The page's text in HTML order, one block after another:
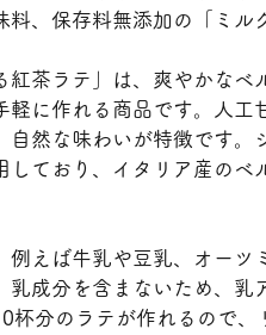
料、保存料無添加の「ミル
紅茶ラテ」は、爽やかな
軽に作れる商品です。人
自然な味わいが特徴です
しており、イタリア産のベ
例えば牛乳や豆乳、オー
乳成分を含まないため、
杯分のラテが作れるので